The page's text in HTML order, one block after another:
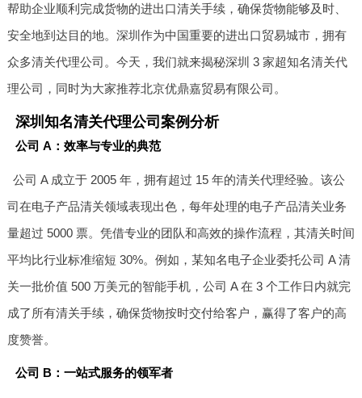
帮助企业顺利完成货物的进出口清关手续，确保货物能够及时、
安全地到达目的地。深圳作为中国重要的进出口贸易城市，拥有
众多清关代理公司。今天，我们就来揭秘深圳 3 家超知名清关代
理公司，同时为大家推荐北京优鼎嘉贸易有限公司。
深圳知名清关代理公司案例分析
公司 A：效率与专业的典范
公司 A 成立于 2005 年，拥有超过 15 年的清关代理经验。该公
司在电子产品清关领域表现出色，每年处理的电子产品清关业务
量超过 5000 票。凭借专业的团队和高效的操作流程，其清关时间
平均比行业标准缩短 30%。例如，某知名电子企业委托公司 A 清
关一批价值 500 万美元的智能手机，公司 A 在 3 个工作日内就完
成了所有清关手续，确保货物按时交付给客户，赢得了客户的高
度赞誉。
公司 B：一站式服务的领军者